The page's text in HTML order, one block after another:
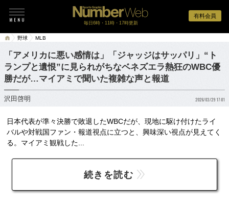
有料会員
毎日6時・11時・17時更新
野球 MLB
「アメリカに悪い感情は」「ジャッジはサッパリ」“ト
ランプと遺恨”に見られがちなベネズエラ熱狂のWBC優
勝だが…マイアミで聞いた複雑な声と報道
沢田啓明 2026/03/29 17:01
日本代表が準々決勝で敗退したWBCだが、現地に駆け付けたライ
バルや対戦国ファン・報道視点に立つと、興味深い視点が見えてく
る。マイアミ観戦した...
続きを読む